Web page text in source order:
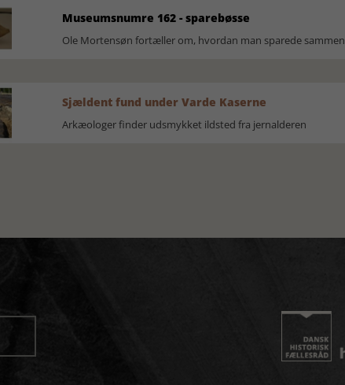
Museumsnumre 162 - sparebøsse
Ole Mortensøn fortæller om, hvordan man sparede sammen
Sjældent fund under Varde Kaserne
Arkæologer finder udsmykket ildsted fra jernalderen